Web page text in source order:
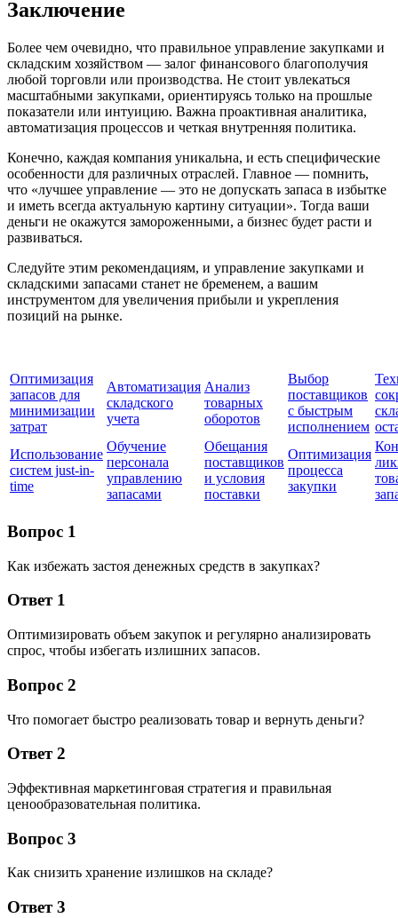
Заключение
Более чем очевидно, что правильное управление закупками и
складским хозяйством — залог финансового благополучия
любой торговли или производства. Не стоит увлекаться
масштабными закупками, ориентируясь только на прошлые
показатели или интуицию. Важна проактивная аналитика,
автоматизация процессов и четкая внутренняя политика.
Конечно, каждая компания уникальна, и есть специфические
особенности для различных отраслей. Главное — помнить,
что «лучшее управление — это не допускать запаса в избытке
и иметь всегда актуальную картину ситуации». Тогда ваши
деньги не окажутся замороженными, а бизнес будет расти и
развиваться.
Следуйте этим рекомендациям, и управление закупками и
складскими запасами станет не бременем, а вашим
инструментом для увеличения прибыли и укрепления
позиций на рынке.
Оптимизация
запасов для
минимизации
затрат
Автоматизация
складского
учета
Анализ
товарных
оборотов
Выбор
поставщиков
с быстрым
исполнением
Использование
систем just-in-
time
Обучение
персонала
управлению
запасами
Обещания
поставщиков
и условия
поставки
Оптимизация
процесса
закупки
Вопрос 1
Как избежать застоя денежных средств в закупках?
Ответ 1
Оптимизировать объем закупок и регулярно анализировать
спрос, чтобы избегать излишних запасов.
Вопрос 2
Что помогает быстро реализовать товар и вернуть деньги?
Ответ 2
Эффективная маркетинговая стратегия и правильная
ценообразовательная политика.
Вопрос 3
Как снизить хранение излишков на складе?
Ответ 3